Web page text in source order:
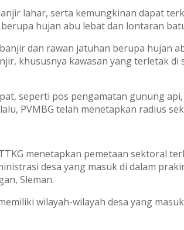
lahar, serta kemungkinan dapat
hujan abu lebat dan lontaran
dan rawan jatuhan berupa hujan
khususnya kawasan yang terletak di
seperti pos pengamatan gunung
PVMBG telah menetapkan radius
menetapkan pemetaan sektoral
desa yang masuk di dalam
Sleman.
wilayah-wilayah desa yang